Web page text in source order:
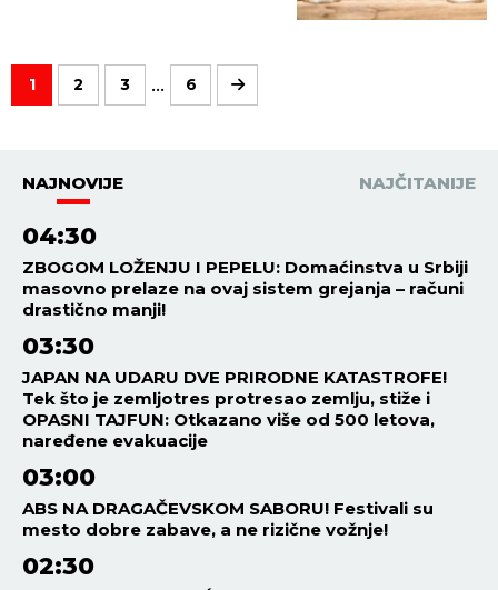
1 2 3 ... 6
NAJNOVIJE NAJČITANIJE
04:30
ZBOGOM LOŽENJU I PEPELU: Domaćinstva u Srbiji
masovno prelaze na ovaj sistem grejanja – računi
drastično manji!
03:30
JAPAN NA UDARU DVE PRIRODNE KATASTROFE!
Tek što je zemljotres protresao zemlju, stiže i
OPASNI TAJFUN: Otkazano više od 500 letova,
naređene evakuacije
03:00
ABS NA DRAGAČEVSKOM SABORU! Festivali su
mesto dobre zabave, a ne rizične vožnje!
02:30